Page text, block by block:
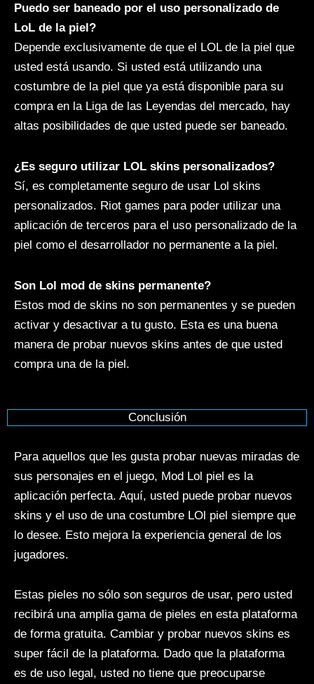
Puedo ser baneado por el uso personalizado de
LoL de la piel?
Depende exclusivamente de que el LOL de la piel que
usted está usando. Si usted está utilizando una
costumbre de la piel que ya está disponible para su
compra en la Liga de las Leyendas del mercado, hay
altas posibilidades de que usted puede ser baneado.
¿Es seguro utilizar LOL skins personalizados?
Sí, es completamente seguro de usar Lol skins
personalizados. Riot games para poder utilizar una
aplicación de terceros para el uso personalizado de la
piel como el desarrollador no permanente a la piel.
Son Lol mod de skins permanente?
Estos mod de skins no son permanentes y se pueden
activar y desactivar a tu gusto. Esta es una buena
manera de probar nuevos skins antes de que usted
compra una de la piel.
Conclusión
Para aquellos que les gusta probar nuevas miradas de
sus personajes en el juego, Mod Lol piel es la
aplicación perfecta. Aquí, usted puede probar nuevos
skins y el uso de una costumbre LOl piel siempre que
lo desee. Esto mejora la experiencia general de los
jugadores.
Estas pieles no sólo son seguros de usar, pero usted
recibirá una amplia gama de pieles en esta plataforma
de forma gratuita. Cambiar y probar nuevos skins es
super fácil de la plataforma. Dado que la plataforma
es de uso legal, usted no tiene que preocuparse